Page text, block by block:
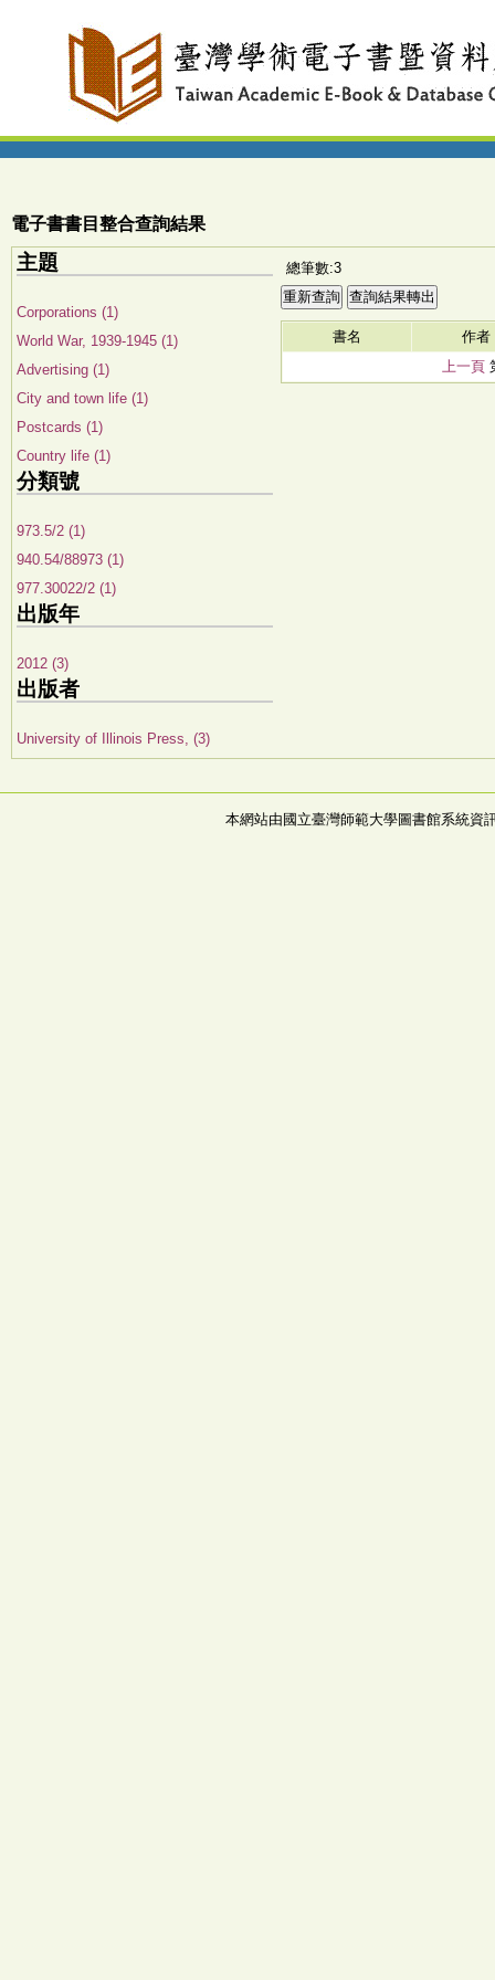
電子書書目整合查詢結果
主題
Corporations (1)
World War, 1939-1945 (1)
Advertising (1)
City and town life (1)
Postcards (1)
Country life (1)
分類號
973.5/2 (1)
940.54/88973 (1)
977.30022/2 (1)
出版年
2012 (3)
出版者
University of Illinois Press, (3)
總筆數:3
書名
作者
上一頁
本網站由國立臺灣師範大學圖書館系統資